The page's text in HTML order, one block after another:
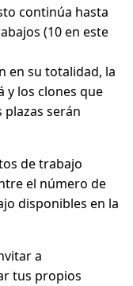
continúa hasta
(10 en este
en su totalidad, la
y los clones que
serán
de trabajo
el número de
disponibles en la
a
tus propios